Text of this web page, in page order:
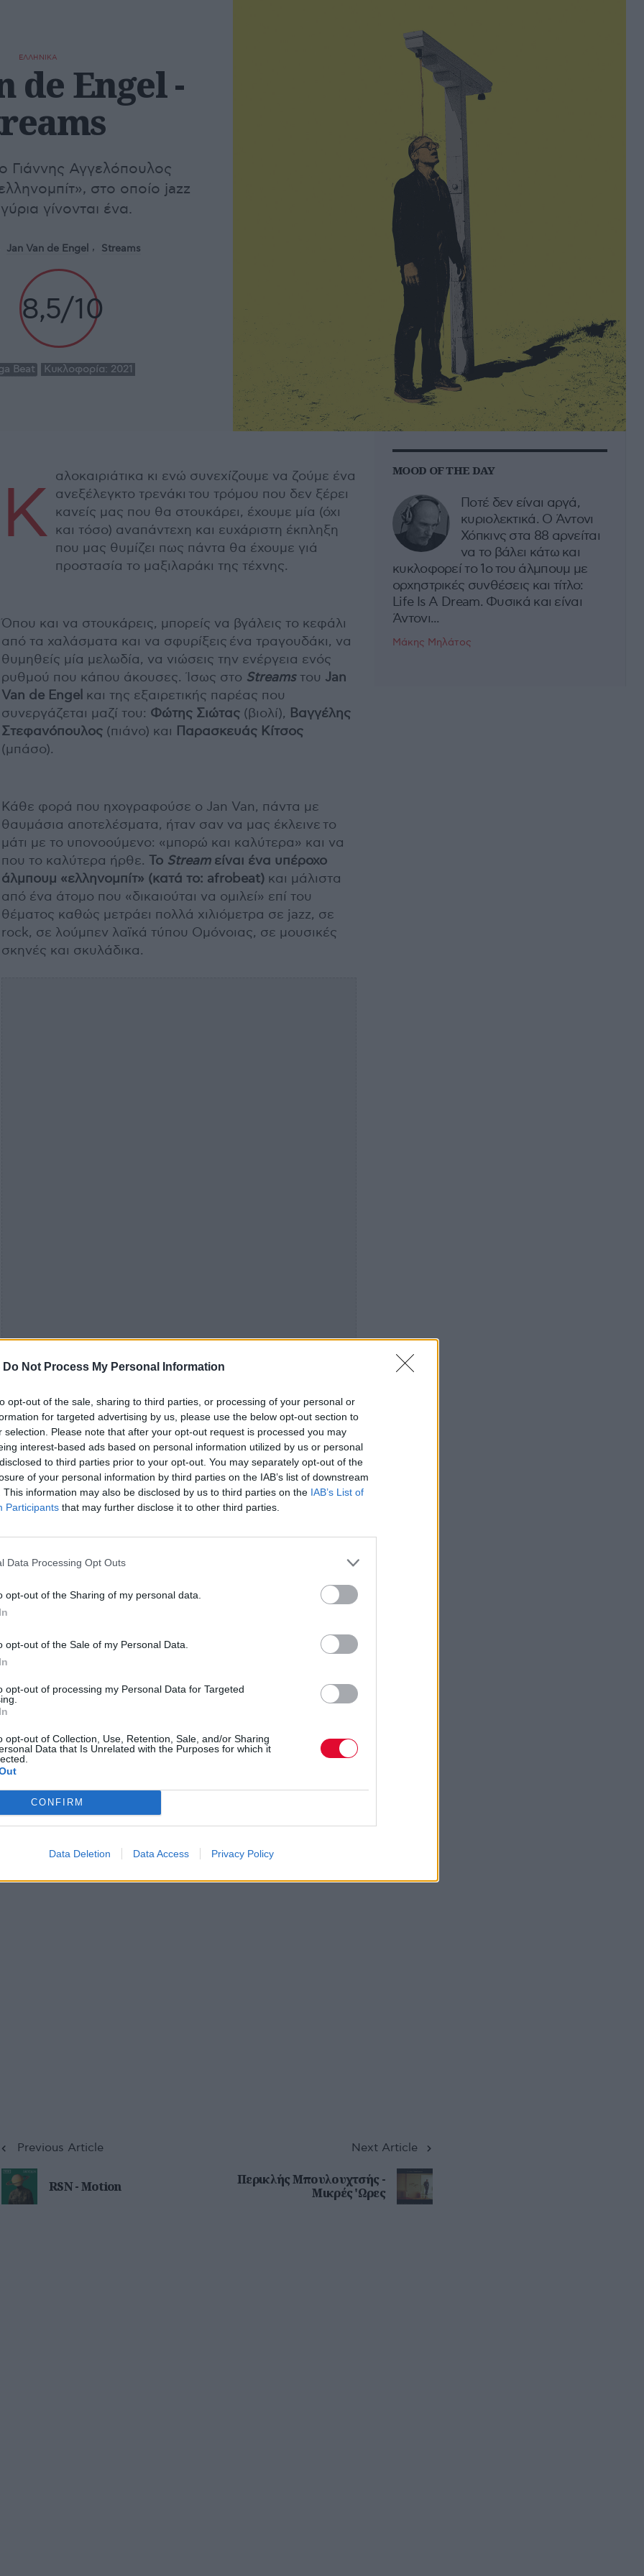
Do Not Process My Personal Information
opt-out of the sale, sharing to third parties, or processing of your personal or
for targeted advertising by us, please use the below opt-out section to
selection. Please note that after your opt-out request is processed you may
interest-based ads based on personal information utilized by us or personal
to third parties prior to your opt-out. You may separately opt-out of the
of your personal information by third parties on the IAB’s list of downstream
This information may also be disclosed by us to third parties on the IAB’s List of
Participants that may further disclose it to other third parties.
Data Processing Opt Outs
opt-out of the Sharing of my personal data.
opt-out of the Sale of my Personal Data.
opt-out of processing my Personal Data for Targeted
opt-out of Collection, Use, Retention, Sale, and/or Sharing
Data that Is Unrelated with the Purposes for which it
CONFIRM
Data Deletion Data Access Privacy Policy
ΕΛΛΗΝΙΚΑ
de Engel -
Γιάννης Αγγελόπουλος
στο οποίο jazz
γίνονται ένα.
Jan Van de Engel Streams
8,5/10
Beat Κυκλοφορία: 2021
Κ αλοκαιριάτικα κι ενώ συνεχίζουμε να ζούμε ένα
ανεξέλεγκτο τρενάκι του τρόμου που δεν ξέρει
κανείς μας που θα στουκάρει, έχουμε μία (όχι
και τόσο) αναπάντεχη και ευχάριστη έκπληξη
που μας θυμίζει πως πάντα θα έχουμε γιά
προστασία το μαξιλαράκι της τέχνης.
Όπου και να στουκάρεις, μπορείς να βγάλεις το κεφάλι
από τα χαλάσματα και να σφυρίξεις ένα τραγουδάκι, να
θυμηθείς μία μελωδία, να νιώσεις την ενέργεια ενός
ρυθμού που κάπου άκουσες. Ίσως στο Streamsτου Jan
Van de Engel και της εξαιρετικής παρέας που
συνεργάζεται μαζί του: Φώτης Σιώτας (βιολί), Βαγγέλης
Στεφανόπουλος (πιάνο) και Παρασκευάς Κίτσος
(μπάσο).
Κάθε φορά που ηχογραφούσε ο Jan Van, πάντα με
θαυμάσια αποτελέσματα, ήταν σαν να μας έκλεινε το
μάτι με το υπονοούμενο: «μπορώ και καλύτερα» και να
που το καλύτερα ήρθε. Το Streamείναι ένα υπέροχο
άλμπουμ «ελληνομπίτ» (κατά το: afrobeat) και μάλιστα
από ένα άτομο που «δικαιούται να ομιλεί» επί του
θέματος καθώς μετράει πολλά χιλιόμετρα σε jazz, σε
rock, σε λούμπεν λαϊκά τύπου Ομόνοιας, σε μουσικές
σκηνές και σκυλάδικα.
Γιάννης Αγγελόπουλος
ενδιαφέρον και δημιουργικό του ηχογράφημα, ένα
ρυάκι με γάργαρο νερό που τρέχει προς το σύμπαν,
πανηγύρια, soundtrack, γίνονται ένα και μπορεί το
άλμπουμ να χωρίζεται σε 9 συνθέσεις όμως το ταξίδι
εκεί όπου μπορεί ο καθένας να φτάσει ανάλογα με το
πόσο φοβάται, με το πόσο αφήνεται, με το πόσο μπορεί,
με το πόσο αισθάνεται, με το πόσο ξέρει.
MOOD OF THE DAY
Ποτέ δεν είναι αργά,
κυριολεκτικά. Ο Άντονι
Χόπκινς στα 88 αρνείται
να το βάλει κάτω και
κυκλοφορεί το 1ο του άλμπουμ με
ορχηστρικές συνθέσεις και τίτλο:
Life Is A Dream. Φυσικά και είναι
Άντονι...
Μάκης Μηλάτος
Previous Article
RSN - Motion
Next Article
Περικλής Μπουλουχτσής -
Μικρές 'Ωρες